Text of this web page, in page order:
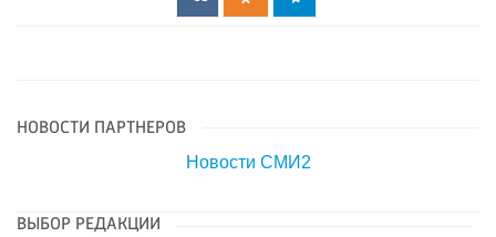
НОВОСТИ ПАРТНЕРОВ
Новости СМИ2
ВЫБОР РЕДАКЦИИ